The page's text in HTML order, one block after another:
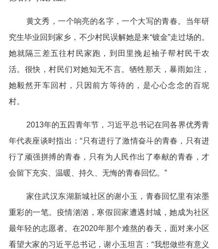
黄文秀，一个响亮的名字，一个大写的青春。当年研
究生毕业回到家乡，不少村民误解她是来“镀金”走过场的。
她就隔三差五往村民家跑，到田里挽起袖子帮村民干农
活。很快，村民们对她知无不言。牺牲那天，暴雨如注，
她毅然开车回村，只因前方等待的，是心心念念的百坭
村。
2013年的五四青年节，习近平总书记在同各界优秀青
年代表座谈时指出：“只有进行了激情奋斗的青春，只有进
行了顽强拼搏的青春，只有为人民作出了奉献的青春，才
会留下充实、温暖、持久、无悔的青春回忆。”
家住武汉东湖新城社区的谢小玉，青春回忆里有浓墨
重彩的一笔。疫情汹汹，寒假回家遭遇封城，她成为社区
最年轻的志愿者。在2020年那个难熬的春天，面对来小区
看望大家的习近平总书记，谢小玉坦言：“我想做些有意义